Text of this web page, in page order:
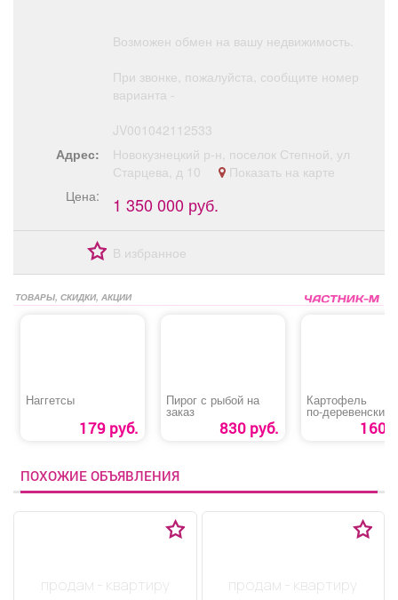
Возможен обмен на вашу недвижимость.
При звонке, пожалуйста, сообщите номер
варианта -
JV001042112533
Адрес:
Новокузнецкий р-н, поселок Степной, ул
Старцева, д 10
Показать на карте
Цена:
1 350 000 руб.
В избранное
ТОВАРЫ, СКИДКИ, АКЦИИ
Наггетсы
179 руб.
Пирог с рыбой на
заказ
830 руб.
Картофель
по‑деревенски
160
ПОХОЖИЕ ОБЪЯВЛЕНИЯ
продам - квартиру продам - квартиру